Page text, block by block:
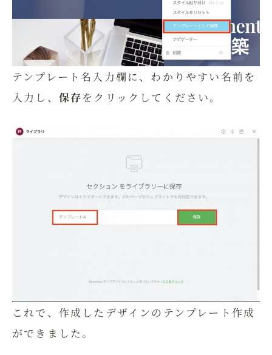
テンプレート名入力欄に、わかりやすい名前を
入力し、 保存をクリックしてください。
これで、作成したデザインのテンプレート作成
ができました。